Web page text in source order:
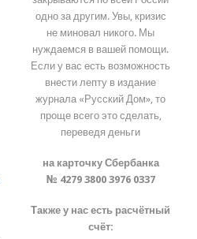
одно за другим. Увы, кризис
не миновал никого. Мы
нуждаемся в вашей помощи.
Если у вас есть возможность
внести лепту в издание
журнала «Русский Дом», то
проще всего это сделать,
переведя деньги
на карточку Сбербанка
№ 4279 3800 3976 0337
Также у нас есть расчётный
счёт: